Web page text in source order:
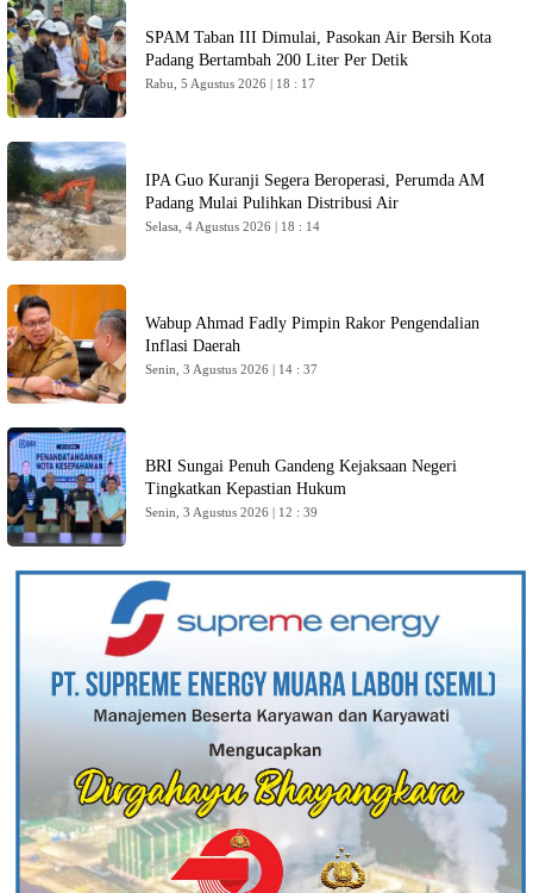
SPAM Taban III Dimulai, Pasokan Air Bersih Kota
Padang Bertambah 200 Liter Per Detik
Rabu, 5 Agustus 2026 | 18 : 17
IPA Guo Kuranji Segera Beroperasi, Perumda AM
Padang Mulai Pulihkan Distribusi Air
Selasa, 4 Agustus 2026 | 18 : 14
Wabup Ahmad Fadly Pimpin Rakor Pengendalian
Inflasi Daerah
Senin, 3 Agustus 2026 | 14 : 37
BRI Sungai Penuh Gandeng Kejaksaan Negeri
Tingkatkan Kepastian Hukum
Senin, 3 Agustus 2026 | 12 : 39